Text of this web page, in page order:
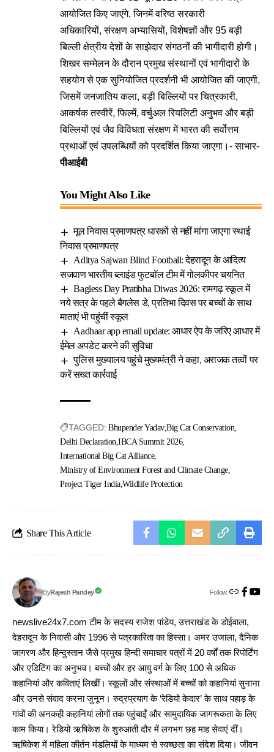
आयोजित किए जाएंगे, जिनमें वरिष्ठ सरकारी
अधिकारियों, संरक्षण अभ्यासियों, विशेषज्ञों और 95 बड़ी
बिल्ली क्षेत्रीय देशों के साझेदार संगठनों की भागीदारी होगी।
शिखर सम्मेलन के दौरान प्रमुख संस्थानों एवं भागीदारों के
सहयोग से एक सुनियोजित प्रदर्शनी भी आयोजित की जाएगी,
जिसमें जनजातिय कला, बड़ी बिल्लियों पर चित्रकारी,
आकर्षक तस्वीरें, फिल्में, वर्चुअल रियलिटी अनुभव और बड़ी
बिल्लियों एवं जैव विविधता संरक्षण में भारत की सर्वोत्तम
प्रथाओं एवं उपलब्धियों को प्रदर्शित किया जाएगा।- साभार-
पीआईबी
You Might Also Like
मूल निवास प्रमाणपत्र धारकों से नहीं मांगा जाएगा स्थाई
निवास प्रमाणपत्र
Aditya Sajwan Blind Football: देहरादून के आदित्य
सजवाण भारतीय ब्लाइंड फुटबॉल टीम में गोलकीपर चयनित
Bagless Day Pratibha Diwas 2026: रामगढ़ स्कूल में
नये सत्र के पहले बैगलेस डे, प्रतिभा दिवस पर बच्चों के साथ
माताएं भी पहुंचीं स्कूल
Aadhaar app email update: आधार ऐप के जरिए आधार में
ईमेल अपडेट करने की सुविधा
पुलिस मुख्यालय पहुंचे मुख्यमंत्री ने कहा, अराजक तत्वों पर
करें सख्त कार्रवाई
TAGGED: Bhupender Yadav Big Cat Conservation
Delhi Declaration IBCA Summit 2026
International Big Cat Alliance
Ministry of Environment Forest and Climate Change
Project Tiger India Wildlife Protection
Share This Article
ByRajesh Pandey Follow:
newslive24x7.com टीम के सदस्य राजेश पांडेय, उत्तराखंड के डोईवाला,
देहरादून के निवासी और 1996 से पत्रकारिता का हिस्सा। अमर उजाला, दैनिक
जागरण और हिन्दुस्तान जैसे प्रमुख हिन्दी समाचार पत्रों में 20 वर्षों तक रिपोर्टिंग
और एडिटिंग का अनुभव। बच्चों और हर आयु वर्ग के लिए 100 से अधिक
कहानियां और कविताएं लिखीं। स्कूलों और संस्थाओं में बच्चों को कहानियां सुनाना
और उनसे संवाद करना जुनून। रुद्रप्रयाग के ‘रेडियो केदार’ के साथ पहाड़ के
गांवों की अनकही कहानियां लोगों तक पहुंचाईं और सामुदायिक जागरूकता के लिए
काम किया। रेडियो ऋषिकेश के शुरुआती दौर में लगभग छह माह सेवाएं दीं।
ऋषिकेश में महिला कीर्तन मंडलियों के माध्यम से स्वच्छता का संदेश दिया। जीवन